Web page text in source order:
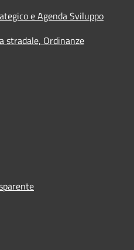
e Agenda Sviluppo
stradale, Ordinanze